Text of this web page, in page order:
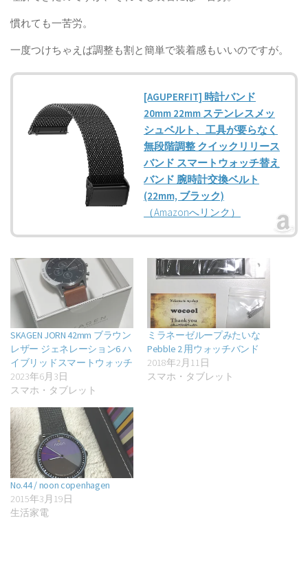
慣れても一苦労。
一度つけちゃえば調整も割と簡単で装着感もいいのですが。
[AGUPERFIT] 時計バンド
20mm 22mm ステンレスメッ
シュベルト、工具が要らなく
無段階調整 クイックリリース
バンド スマートウォッチ替え
バンド 腕時計交換ベルト
(22mm, ブラック)
（Amazonへリンク）
SKAGEN JORN 42mm ブラウン
レザー ジェネレーション6 ハ
イブリッドスマートウォッチ
2023年6月3日
スマホ・タブレット
ミラネーゼループみたいな
Pebble 2 用ウォッチバンド
2018年2月11日
スマホ・タブレット
No.44 / noon copenhagen
2015年3月19日
生活家電